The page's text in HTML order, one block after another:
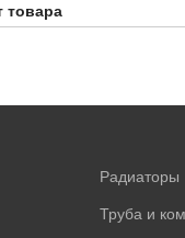
товара
Радиаторы
Труба и